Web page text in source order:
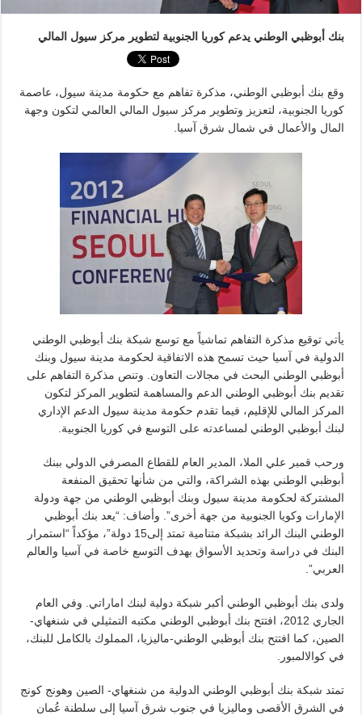
بنك أبوظبي الوطني يدعم كوريا الجنوبية لتطوير مركز سيول المالي
وقع بنك أبوظبي الوطني، مذكرة تفاهم مع حكومة مدينة سيول، عاصمة
كوريا الجنوبية، لتعزيز وتطوير مركز سيول المالي العالمي لتكون وجهة
المال والأعمال في شمال شرق آسيا.
يأتي توقيع مذكرة التفاهم تماشياً مع توسع شبكة بنك أبوظبي الوطني
الدولية في آسيا حيث تسمح هذه الاتفاقية لحكومة مدينة سيول وبنك
أبوظبي الوطني البحث في مجالات التعاون. وتنص مذكرة التفاهم على
تقديم بنك أبوظبي الوطني الدعم والمساهمة لتطوير المركز لتكون
المركز المالي للإقليم، فيما تقدم حكومة مدينة سيول الدعم الإداري
لبنك أبوظبي الوطني لمساعدته على التوسع في كوريا الجنوبية.
ورحب قمبر علي الملا، المدير العام للقطاع المصرفي الدولي ببنك
أبوظبي الوطني بهذه الشراكة، والتي من شأنها تحقيق المنفعة
المشتركة لحكومة مدينة سيول وبنك أبوظبي الوطني من جهة ودولة
الإمارات وكويا الجنوبية من جهة أخرى”. وأضاف: “يعد بنك أبوظبي
الوطني البنك الرائد بشبكة متنامية تمتد إلى15 دولة”، مؤكداً “استمرار
البنك في دراسة وتحديد الأسواق بهدف التوسع خاصة في آسيا والعالم
العربي”.
ولدى بنك أبوظبي الوطني أكبر شبكة دولية لبنك اماراتي. وفي العام
الجاري 2012، افتتح بنك أبوظبي الوطني مكتبه التمثيلي في شنغهاي-
الصين، كما افتتح بنك أبوظبي الوطني-ماليزيا، المملوك بالكامل للبنك،
في كوالالمبور.
تمتد شبكة بنك أبوظبي الوطني الدولية من شنغهاي- الصين وهونج كونج
في الشرق الأقصى وماليزيا في جنوب شرق آسيا إلى سلطنة عُمان